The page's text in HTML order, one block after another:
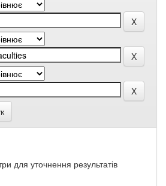
для уточнення результатів